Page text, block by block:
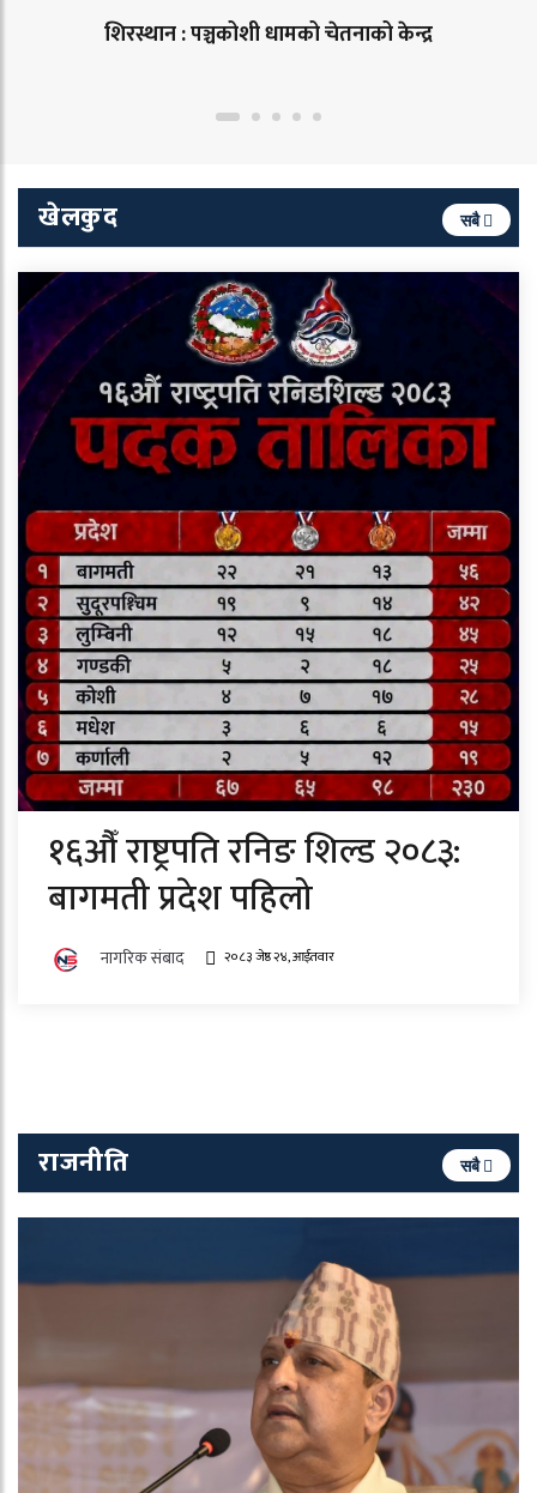
शिरस्थान : पञ्चकोशी धामको चेतनाको केन्द्र
खेलकुद सबै
१६औँ राष्ट्रपति रनिङ शिल्ड २०८३:
बागमती प्रदेश पहिलो
नागरिक संबाद २०८३ जेष्ठ २४, आईतवार
राजनीति सबै